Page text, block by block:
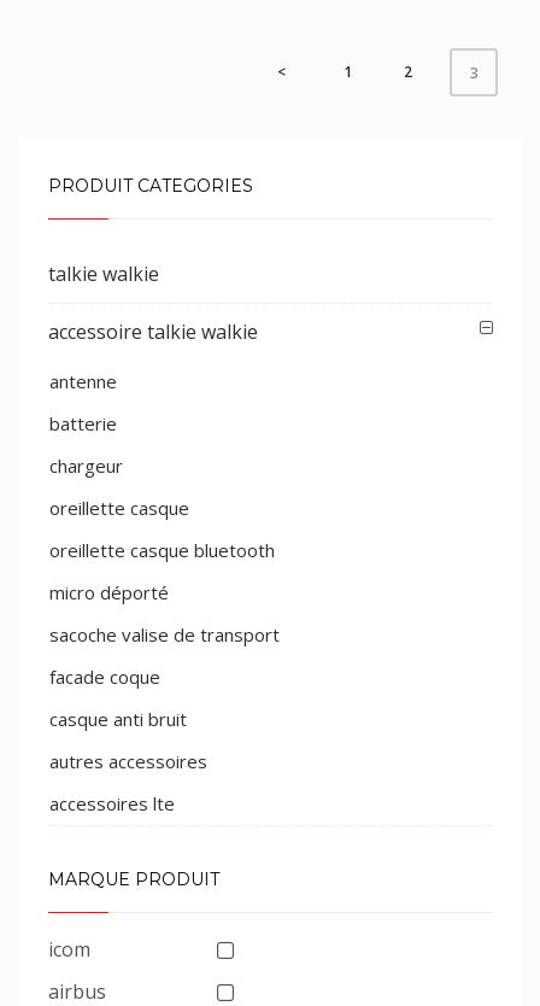
< 1 2 3
PRODUIT CATEGORIES
talkie walkie
accessoire talkie walkie
antenne
batterie
chargeur
oreillette casque
oreillette casque bluetooth
micro déporté
sacoche valise de transport
facade coque
casque anti bruit
autres accessoires
accessoires lte
MARQUE PRODUIT
icom
airbus